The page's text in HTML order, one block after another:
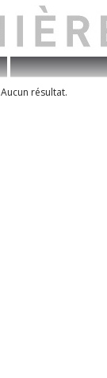
Aucun résultat.